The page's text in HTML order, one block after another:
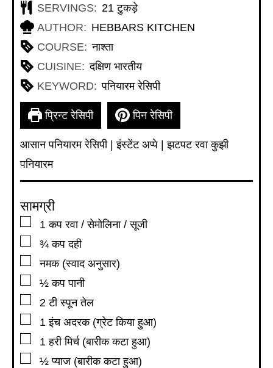
SERVINGS: 21 टुकड़े
AUTHOR: HEBBARS KITCHEN
COURSE: नाश्ता
CUISINE: दक्षिण भारतीय
KEYWORD: पनियारम रेसिपी
प्रिन्ट रेसिपी पिन रेसिपी
आसान पनियारम रेसिपी | इंस्टेंट अप्पे | झटपट रवा कुझी
पनियारम
सामग्री
▢
1 कप रवा / सेमोलिना / सूजी
▢
¾ कप दही
▢
नमक (स्वाद अनुसार)
▢
½ कप पानी
▢
2 टी स्पूनतेल
▢
1 इंच अदरक (ग्रेट किया हुआ)
▢
1 हरी मिर्च (बारीक कटा हुआ)
▢
½ प्याज (बारीक कटा हुआ)